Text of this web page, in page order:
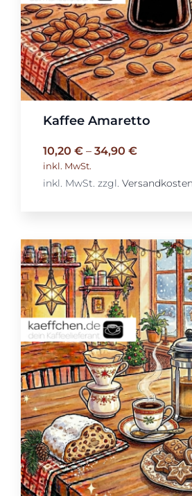
Kaffee Amaretto
10,20 €– 34,90 €
inkl. MwSt.
inkl. MwSt. zzgl. Versandkosten